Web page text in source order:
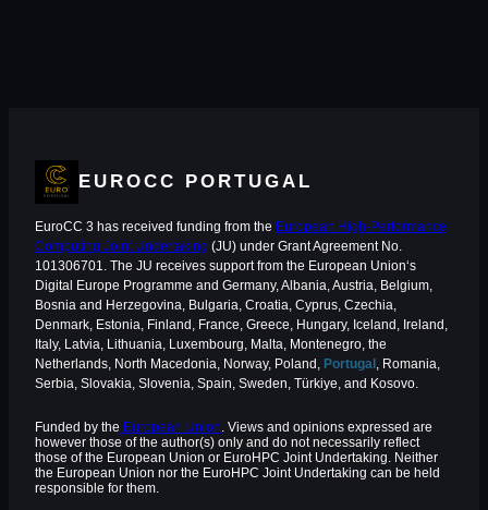
EUROCC PORTUGAL
EuroCC 3 has received funding from the European High-Performance
Computing Joint Undertaking (JU) under Grant Agreement No.
101306701. The JU receives support from the European Union‘s
Digital Europe Programme and Germany, Albania, Austria, Belgium,
Bosnia and Herzegovina, Bulgaria, Croatia, Cyprus, Czechia,
Denmark, Estonia, Finland, France, Greece, Hungary, Iceland, Ireland,
Italy, Latvia, Lithuania, Luxembourg, Malta, Montenegro, the
Netherlands, North Macedonia, Norway, Poland, Portugal , Romania,
Serbia, Slovakia, Slovenia, Spain, Sweden, Türkiye, and Kosovo.
Funded by the European Union. Views and opinions expressed are
however those of the author(s) only and do not necessarily reflect
those of the European Union or EuroHPC Joint Undertaking. Neither
the European Union nor the EuroHPC Joint Undertaking can be held
responsible for them.